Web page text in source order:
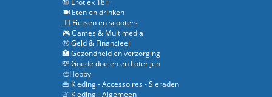
🔞 Erotiek 18+
🍽️ Eten en drinken
🚴‍♂️ Fietsen en scooters
🎮 Games & Multimedia
🤑 Geld & Financieel
🏥 Gezondheid en verzorging
💸 Goede doelen en Loterijen
🎨Hobby
👜 Kleding - Accessoires - Sieraden
👚 Kleding - Algemeen